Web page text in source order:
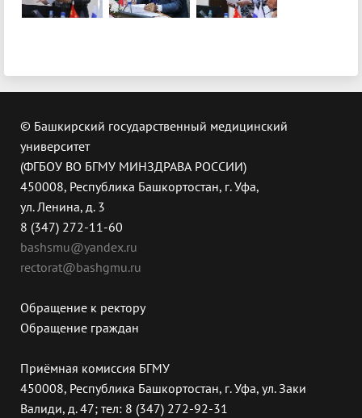
© Башкирский государственный медицинский
университет
(ФГБОУ ВО БГМУ МИНЗДРАВА РОССИИ)
450008, Республика Башкортостан, г. Уфа,
ул. Ленина, д. 3
8 (347) 272-11-60
bashsmu@yandex.ru
rectorat@bashgmu.ru
Обращение к ректору
Обращение граждан
Приёмная комиссия БГМУ
450008, Республика Башкортостан, г. Уфа, ул. Заки
Валиди, д. 47; тел: 8 (347) 272-92-31